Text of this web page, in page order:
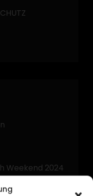
Weekend 2024